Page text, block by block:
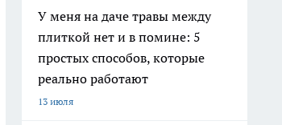
У меня на даче травы между
плиткой нет и в помине: 5
простых способов, которые
реально работают
13 июля